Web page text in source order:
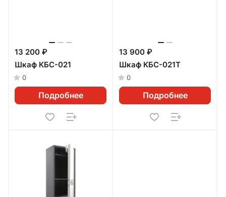
13 200 ₽
Шкаф КБС-021
0
Подробнее
13 900 ₽
Шкаф КБС-021Т
0
Подробнее